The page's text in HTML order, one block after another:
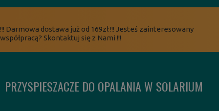
!!! Darmowa dostawa już od 169zł !!! Jesteś zainteresowany
współpracą? Skontaktuj się z Nami !!!
PRZYSPIESZACZE DO OPALANIA W SOLARIUM